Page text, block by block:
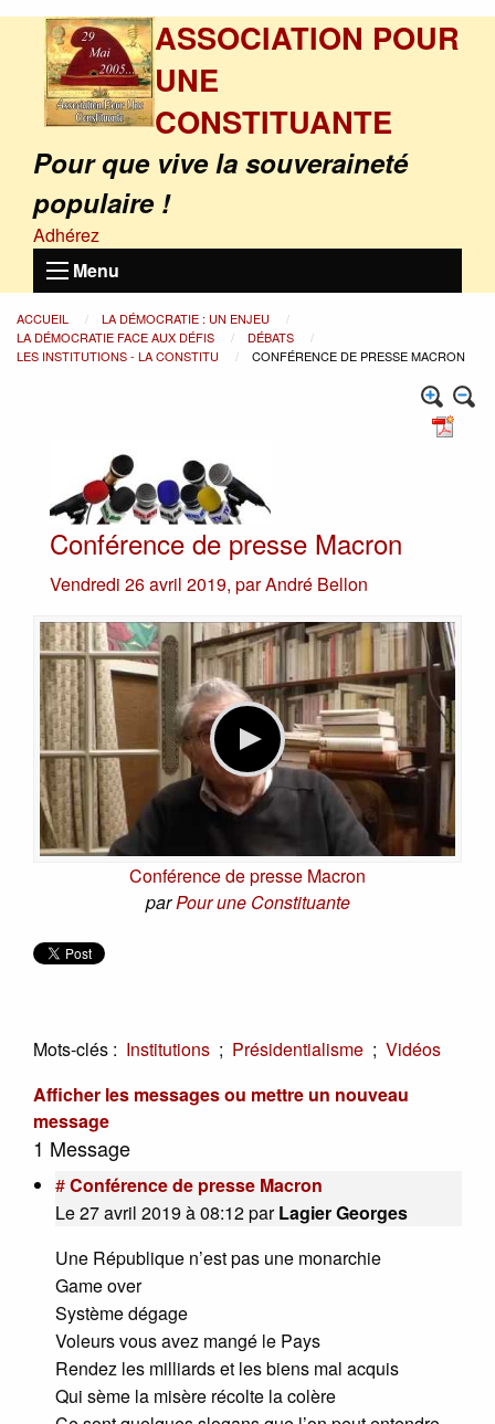
ASSOCIATION POUR
UNE
CONSTITUANTE
Pour que vive la souveraineté
populaire !
Adhérez
Menu
ACCUEIL
LA DÉMOCRATIE : UN ENJEU
LA DÉMOCRATIE FACE AUX DÉFIS
DÉBATS
LES INSTITUTIONS - LA CONSTITU
CONFÉRENCE DE PRESSE MACRON
Conférence de presse Macron
Vendredi 26 avril 2019, parAndré Bellon
Conférence de presse Macron
parPour une Constituante
Mots-clés : Institutions ; Présidentialisme ; Vidéos
Afficher les messages ou mettre un nouveau
message
1 Message
#Conférence de presse Macron
Le 27 avril 2019 à 08:12parLagier Georges
Une République n’est pas une monarchie
Game over
Système dégage
Voleurs vous avez mangé le Pays
Rendez les milliards et les biens mal acquis
Qui sème la misère récolte la colère